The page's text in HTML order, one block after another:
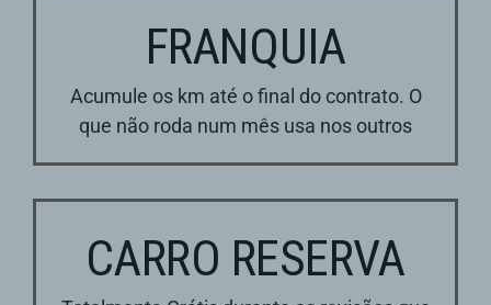
FRANQUIA
Acumule os km até o final do contrato. O
que não roda num mês usa nos outros
CARRO RESERVA